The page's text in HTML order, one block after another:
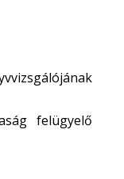
felügyelő